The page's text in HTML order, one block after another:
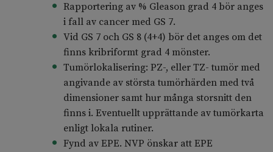
Rapportering av % Gleason grad 4 bör anges
i fall av cancer med GS 7.
Vid GS 7 och GS 8 (4+4) bör det anges om det
finns kribriformt grad 4 mönster.
Tumörlokalisering: PZ-, eller TZ- tumör med
angivande av största tumörhärden med två
dimensioner samt hur många storsnitt den
finns i. Eventuellt upprättande av tumörkarta
enligt lokala rutiner.
Fynd av EPE. NVP önskar att EPE